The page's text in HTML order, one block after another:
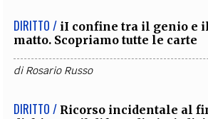
DIRITTO / iI confine tra il genio e il
matto. Scopriamo tutte le carte
diRosario Russo
DIRITTO / Ricorso incidentale al